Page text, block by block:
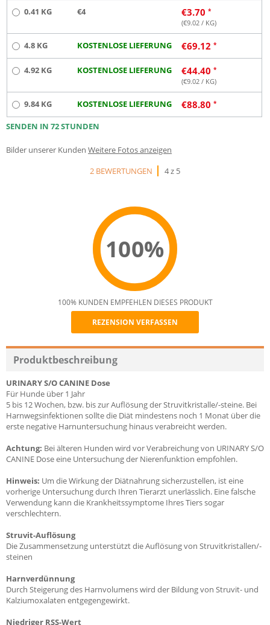
0.41 KG €4 €3.70
(€9.02 / KG)
4.8 KG KOSTENLOSE LIEFERUNG €69.12
4.92 KG KOSTENLOSE LIEFERUNG €44.40
(€9.02 / KG)
9.84 KG KOSTENLOSE LIEFERUNG €88.80
SENDEN IN 72 STUNDEN
Bilder unserer Kunden Weitere Fotos anzeigen
2 BEWERTUNGEN
4 z 5
100%
Recommend
100% KUNDEN EMPFEHLEN DIESES PRODUKT
REZENSION VERFASSEN
Produktbeschreibung
URINARY S/O CANINE Dose
Für Hunde über 1 Jahr
5 bis 12 Wochen, bzw. bis zur Auflösung der Struvitkristalle/-steine. Bei
Harnwegsinfektionen sollte die Diät mindestens noch 1 Monat über die
erste negative Harnuntersuchung hinaus verabreicht werden.
Achtung: Bei älteren Hunden wird vor Verabreichung von URINARY S/O
CANINE Dose eine Untersuchung der Nierenfunktion empfohlen.
Hinweis: Um die Wirkung der Diätnahrung sicherzustellen, ist eine
vorherige Untersuchung durch Ihren Tierarzt unerlässlich. Eine falsche
Verwendung kann die Krankheitssymptome Ihres Tiers sogar
verschlechtern.
Struvit-Auflösung
Die Zusammensetzung unterstützt die Auflösung von Struvitkristallen/-
steinen
Harnverdünnung
Durch Steigerung des Harnvolumens wird der Bildung von Struvit- und
Kalziumoxalaten entgegengewirkt.
Niedriger RSS-Wert